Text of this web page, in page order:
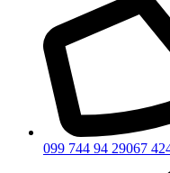
099 744 94 29067